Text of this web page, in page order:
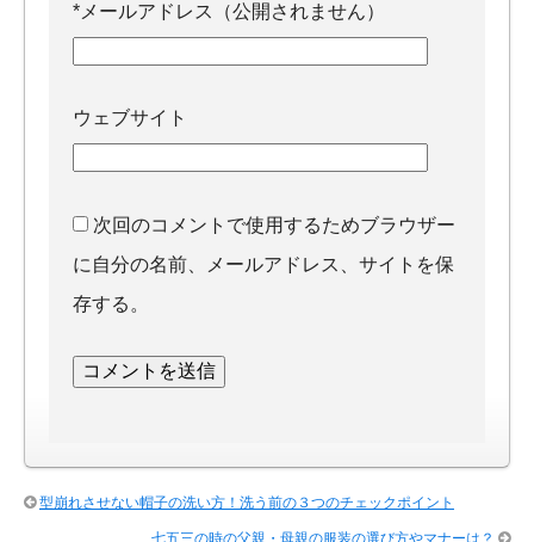
* メールアドレス（公開されません）
ウェブサイト
次回のコメントで使用するためブラウザー
に自分の名前、メールアドレス、サイトを保
存する。
型崩れさせない帽子の洗い方！洗う前の３つのチェックポイント
七五三の時の父親・母親の服装の選び方やマナーは？